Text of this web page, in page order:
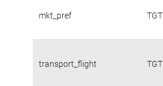
mkt_pref TGT
transport_flight TGT